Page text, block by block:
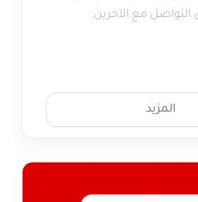
مع الآخرين.
المزيد